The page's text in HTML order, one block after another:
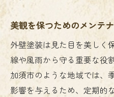
美観を保つためのメンテ
外壁塗装は見た目を美しく
線や風雨から守る重要な役
加須市のような地域では、
影響を与えるため、定期的